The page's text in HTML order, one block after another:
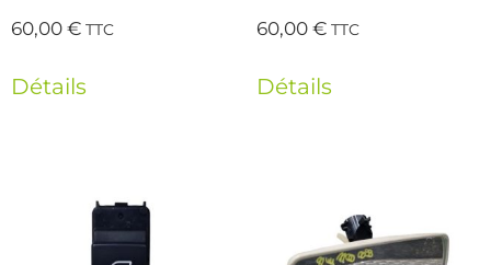
60,00€ TTC
Détails
60,00€ TTC
Détails